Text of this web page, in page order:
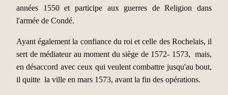
années 1550 et participe aux guerres de Religion dans
l'armée de Condé.
Ayant également la confiance du roi et celle des Rochelais, il
sert de médiateur au moment du siège de 1572- 1573, mais,
en désaccord avec ceux qui veulent combattre jusqu'au bout,
il quitte la ville en mars 1573, avant la fin des opérations.